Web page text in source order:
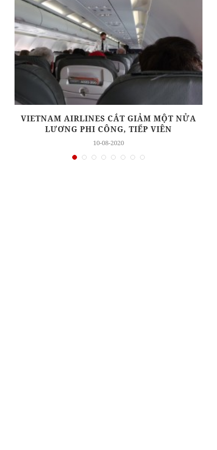
VIETNAM AIRLINES CẮT GIẢM MỘT NỬA
LƯƠNG PHI CÔNG, TIẾP VIÊN
10-08-2020